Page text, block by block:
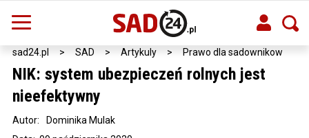
sad24.pl > SAD > Artykuly > Prawo dla sadownikow
NIK: system ubezpieczeń rolnych jest
nieefektywny
Autor: Dominika Mulak